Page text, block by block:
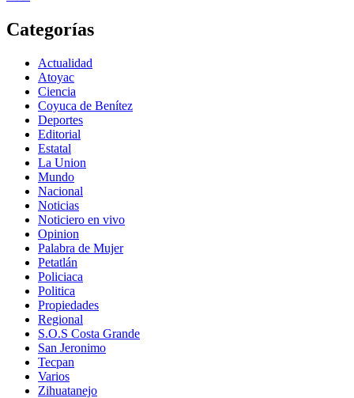
Categorías
Actualidad
Atoyac
Ciencia
Coyuca de Benítez
Deportes
Editorial
Estatal
La Union
Mundo
Nacional
Noticias
Noticiero en vivo
Opinion
Palabra de Mujer
Petatlán
Policiaca
Politica
Propiedades
Regional
S.O.S Costa Grande
San Jeronimo
Tecpan
Varios
Zihuatanejo